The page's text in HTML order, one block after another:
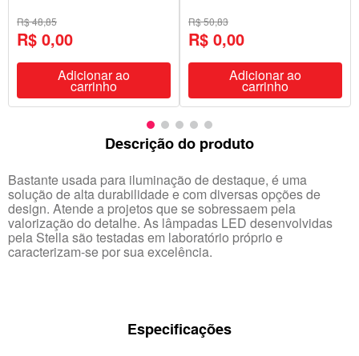
R$ 48,85
R$ 0,00
Adicionar ao
carrinho
R$ 50,83
R$ 0,00
Adicionar ao
carrinho
Descrição do produto
Bastante usada para iluminação de destaque, é uma
solução de alta durabilidade e com diversas opções de
design. Atende a projetos que se sobressaem pela
valorização do detalhe. As lâmpadas LED desenvolvidas
pela Stella são testadas em laboratório próprio e
caracterizam-se por sua excelência.
Especificações